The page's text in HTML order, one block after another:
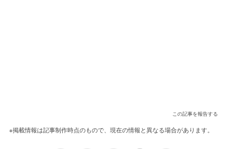
この記事を報告する
※掲載情報は記事制作時点のもので、現在の情報と異なる場合があります。